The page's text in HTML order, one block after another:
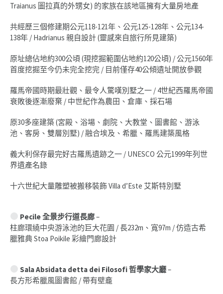
Traianus 圖拉真的外甥女) 的家族在該地區擁有大量房地產
共經歷三個修建期公元118-121年、公元125-128年、公元134-
138年 / Hadrianus 親自設計 (靈感來自旅行所見建築)
原址總佔地約300公頃 (現挖掘範圍佔地約120公頃) / 公元1560年
首度挖掘至今仍未完全挖完 / 目前僅存40公傾遺址開放參觀
羅馬帝國時期最壯觀、最令人驚嘆別墅之一 / 4世紀西羅馬帝國
衰敗後逐漸廢棄 / 中世紀作為農田、倉庫、採石場
原30多座建築 (宮殿、浴場、劇院、大教堂、圖書館、游泳
池、客房、雙層別墅) / 融合埃及、希臘、羅馬建築風格
義大利保存最完好古羅馬遺跡之一 / UNESCO 公元1999年列世
界遺產名錄
十六世紀大量雕塑被搬移裝飾 Villa d’Este 艾斯特別墅
Pecile 全景步行道長廊–
柱廊環繞中央游泳池的巨大花園 / 長232m、寬97m / 仿造古希
臘雅典 Stoa Poikile 彩繪門廊設計
Sala Absidata detta dei Filosofi 哲學家大廳–
長方形希臘風圖書館 / 帶有壁龕